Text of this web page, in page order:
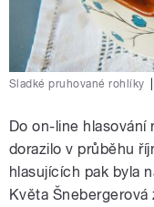
Sladké pruhované rohlíky
Do on-line
dorazilo v průběhu
hlasujících pak byla
Květa Šnebergerová